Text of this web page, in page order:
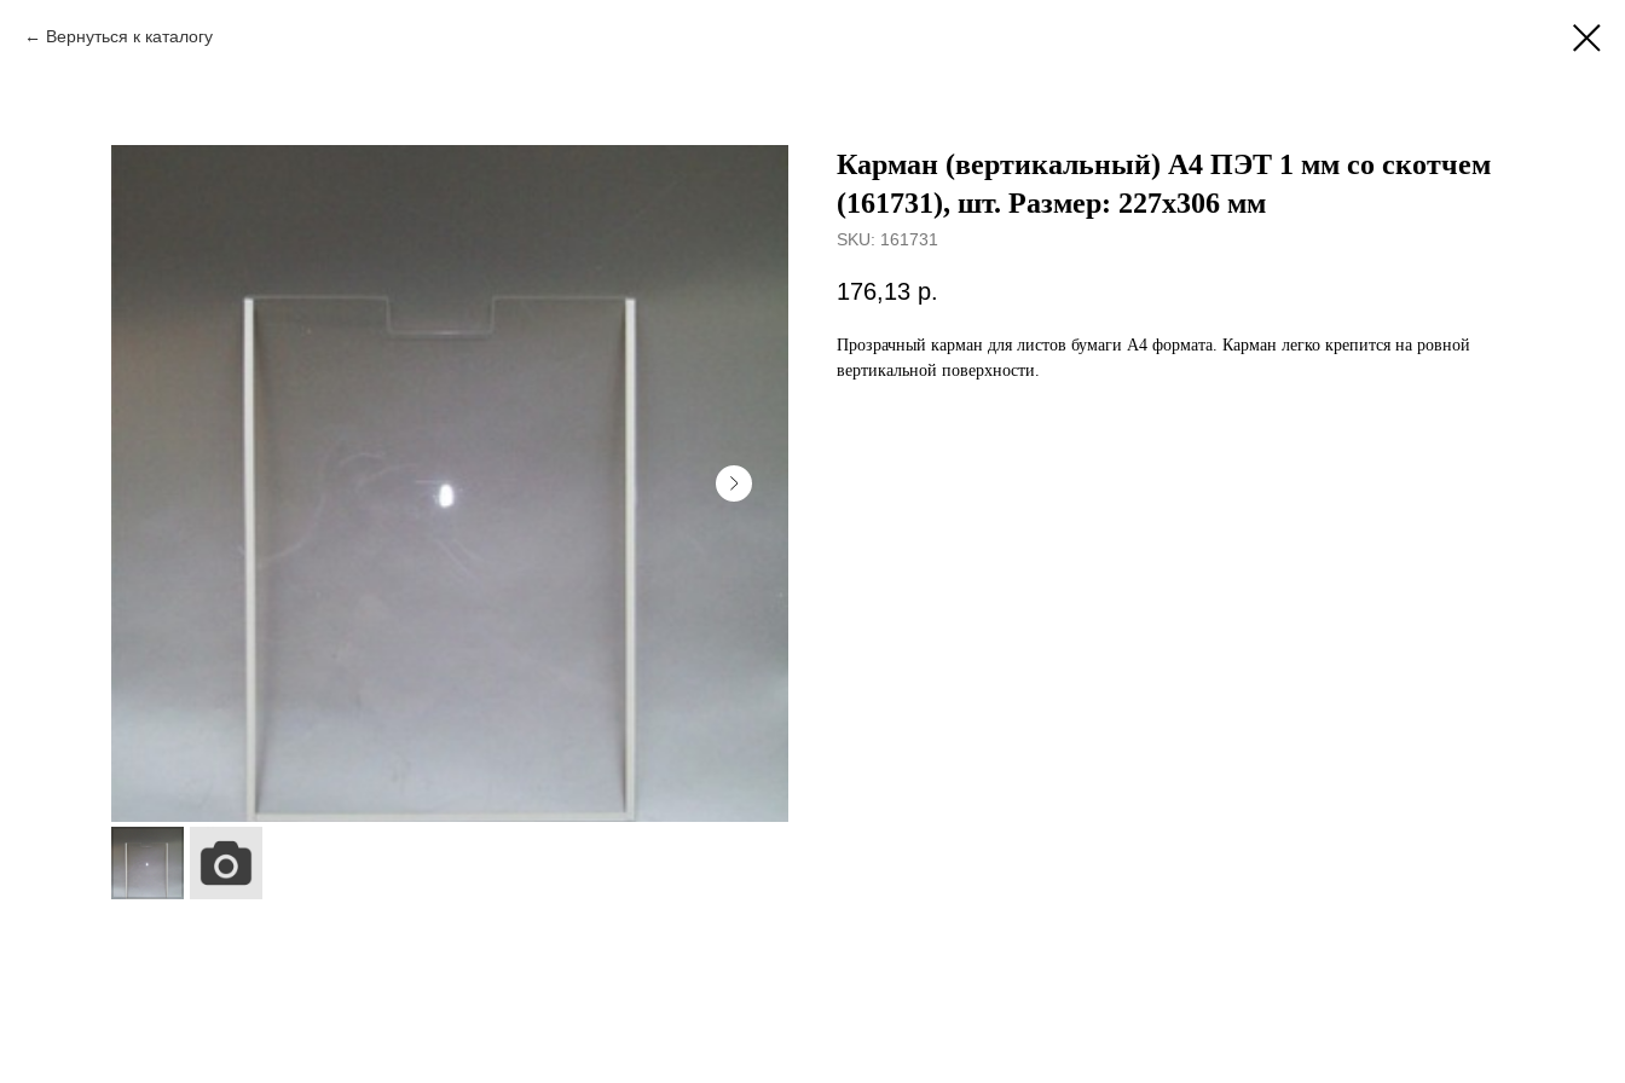
Вернуться к каталогу
Карман (вертикальный) А4 ПЭТ 1 мм со скотчем
(161731), шт. Размер: 227х306 мм
SKU: 161731
176,13 р.
Прозрачный карман для листов бумаги А4 формата. Карман легко крепится на ровной
вертикальной поверхности.